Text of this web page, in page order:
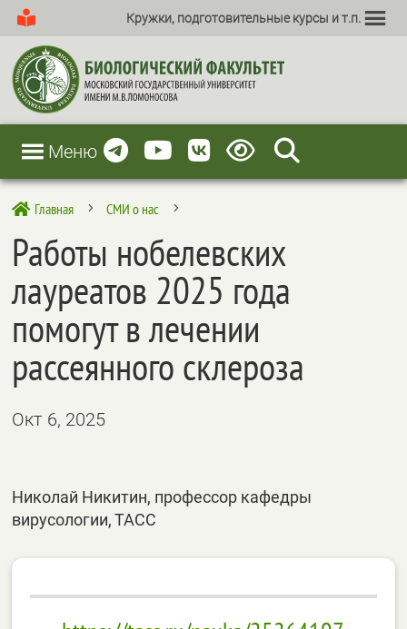
Кружки, подготовительные курсы и т.п.
Меню
 Главная 5 СМИ о нас 5
Работы нобелевских
лауреатов 2025 года
помогут в лечении
рассеянного склероза
Окт 6, 2025
Николай Никитин, профессор кафедры
вирусологии, ТАСС